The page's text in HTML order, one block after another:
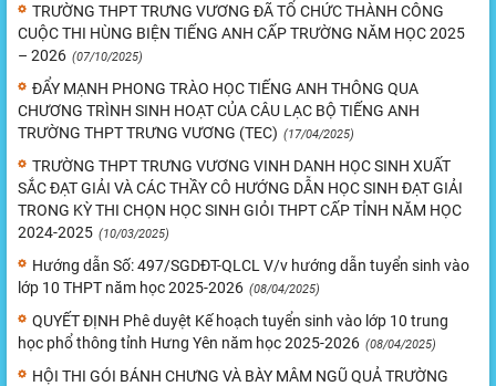
TRƯỜNG THPT TRƯNG VƯƠNG ĐÃ TỔ CHỨC THÀNH CÔNG
CUỘC THI HÙNG BIỆN TIẾNG ANH CẤP TRƯỜNG NĂM HỌC 2025
– 2026 (07/10/2025)
ĐẨY MẠNH PHONG TRÀO HỌC TIẾNG ANH THÔNG QUA
CHƯƠNG TRÌNH SINH HOẠT CỦA CÂU LẠC BỘ TIẾNG ANH
TRƯỜNG THPT TRƯNG VƯƠNG (TEC) (17/04/2025)
TRƯỜNG THPT TRƯNG VƯƠNG VINH DANH HỌC SINH XUẤT
SẮC ĐẠT GIẢI VÀ CÁC THẦY CÔ HƯỚNG DẪN HỌC SINH ĐẠT GIẢI
TRONG KỲ THI CHỌN HỌC SINH GIỎI THPT CẤP TỈNH NĂM HỌC
2024-2025 (10/03/2025)
Hướng dẫn Số: 497/SGDĐT-QLCL V/v hướng dẫn tuyển sinh vào
lớp 10 THPT năm học 2025-2026 (08/04/2025)
QUYẾT ĐỊNH Phê duyệt Kế hoạch tuyển sinh vào lớp 10 trung
học phổ thông tỉnh Hưng Yên năm học 2025-2026 (08/04/2025)
HỘI THI GÓI BÁNH CHƯNG VÀ BÀY MÂM NGŨ QUẢ TRƯỜNG